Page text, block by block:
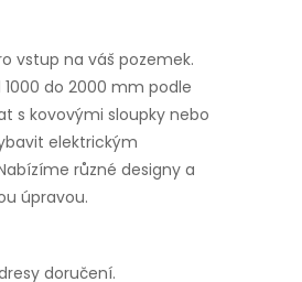
vstup na váš pozemek.
do 2000 mm podle
s kovovými sloupky nebo
elektrickým
různé designy a
úpravou.
doručení.